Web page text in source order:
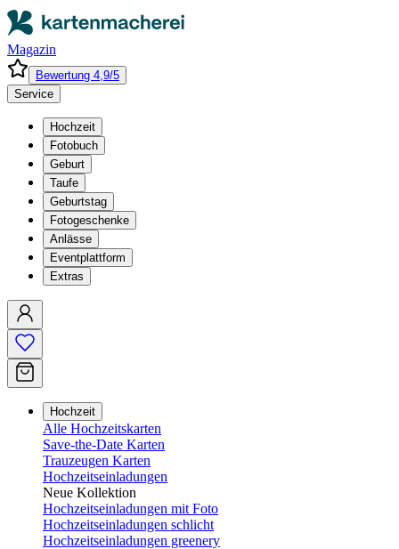
Magazin
Bewertung 4,9/5
Service
Hochzeit
Fotobuch
Geburt
Taufe
Geburtstag
Fotogeschenke
Anlässe
Eventplattform
Extras
Hochzeit
Alle Hochzeitskarten
Save-the-Date Karten
Trauzeugen Karten
Hochzeitseinladungen
Neue Kollektion
Hochzeitseinladungen mit Foto
Hochzeitseinladungen schlicht
Hochzeitseinladungen greenery